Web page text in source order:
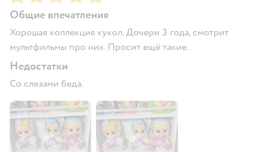
Общие впечатления
Хорошая коллекция кукол. Дочери 3 года, смотрит
мультфильмы про них. Просит ещё такие.
Недостатки
Со слезами беда.